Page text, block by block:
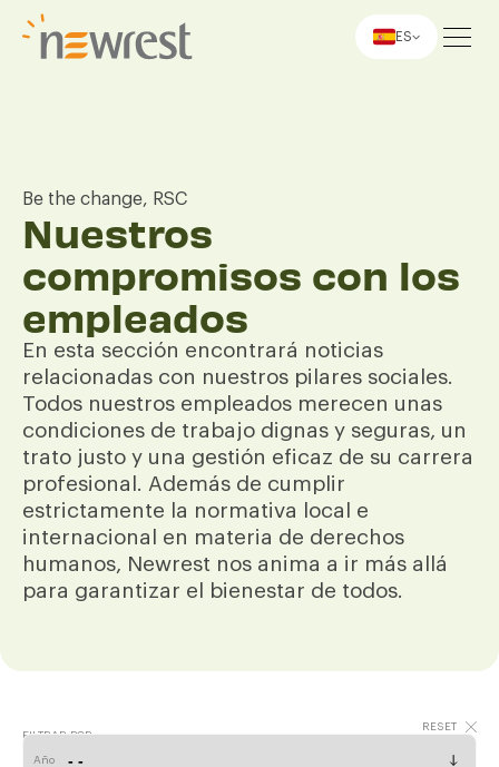
ES
Be the change, RSC
Nuestros
compromisos con los
empleados
En esta sección encontrará noticias
relacionadas con nuestros pilares sociales.
Todos nuestros empleados merecen unas
condiciones de trabajo dignas y seguras, un
trato justo y una gestión eficaz de su carrera
profesional. Además de cumplir
estrictamente la normativa local e
internacional en materia de derechos
humanos, Newrest nos anima a ir más allá
para garantizar el bienestar de todos.
FILTRAR POR
Año